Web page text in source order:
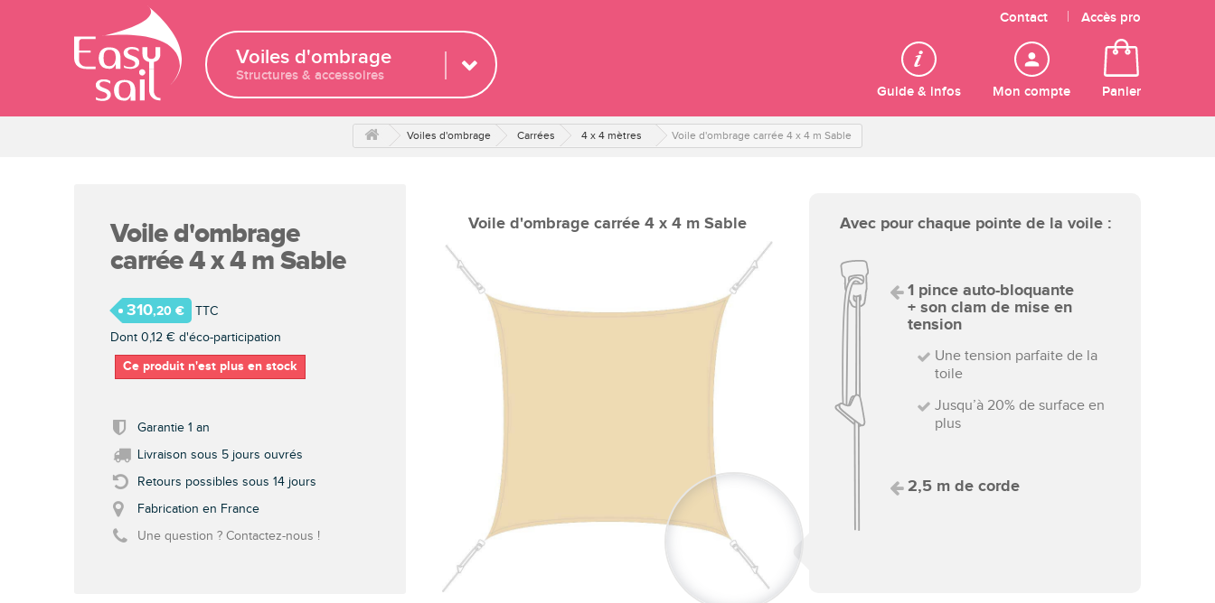
Contact Accès pro
Voiles d'ombrage
Structures & accessoires
Guide & infos
Mon compte Panier
Voiles d'ombrage Carrées 4 x 4 mètres Voile d'ombrage carrée 4 x 4 m Sable
Voile d'ombrage
carrée 4 x 4 m Sable
310,20 €
TTC
Dont 0,12 € d'éco-participation
Ce produit n'est plus en stock
Garantie 1 an
Livraison sous 5 jours ouvrés
Retours possibles sous 14 jours
Fabrication en France
Une question ? Contactez-nous !
Voile d'ombrage carrée 4 x 4 m Sable Avec pour chaque pointe de la voile :
1 pince auto-bloquante
+ son clam de mise en
tension
Une tension parfaite de la
toile
Jusqu’à 20% de surface en
plus
2,5 m de corde